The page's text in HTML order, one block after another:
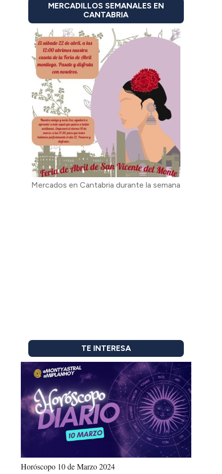
MERCADILLOS SEMANALES EN
CANTABRIA
Mercados en Cantabria durante la semana
TE INTERESA
Horóscopo 10 de Marzo 2024